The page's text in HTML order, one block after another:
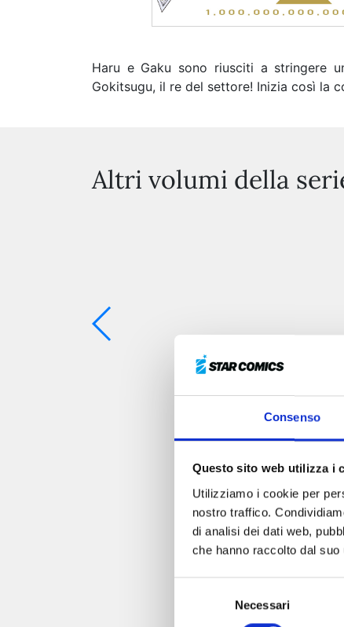
Consenso
Questo sito web utilizza i
Utilizziamo i cookie per
nostro traffico.
di analisi dei dati web,
che hanno raccolto dal
Necessari
Haru e Gaku sono riusciti a stringere
Gokitsugu, il re del settore! Inizia così la
Altri volumi della